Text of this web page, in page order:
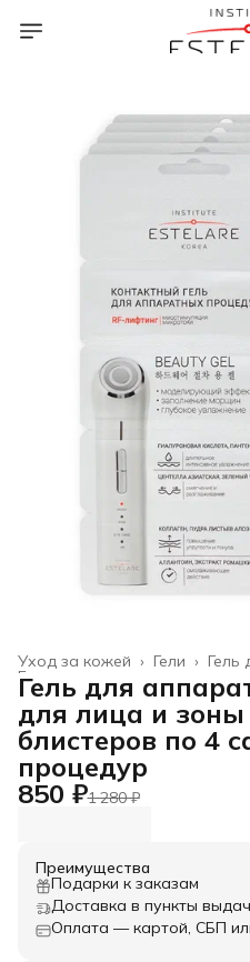
Гель
Гели ›
Уход за кожей ›
Главная
Гель для
для лица и зоны
блистеров по 4
процедур
850 ₽1 280 ₽
Преимущества
Подарки к заказам
Доставка в пункты
Оплата — картой, СБП